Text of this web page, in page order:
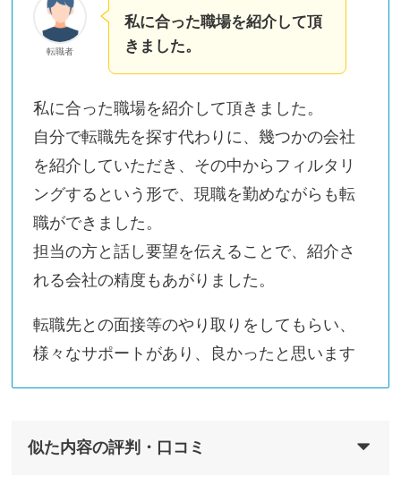
転職者
私に合った職場を紹介して頂
きました。
私に合った職場を紹介して頂きました。
自分で転職先を探す代わりに、幾つかの会社
を紹介していただき、その中からフィルタリ
ングするという形で、現職を勤めながらも転
職ができました。
担当の方と話し要望を伝えることで、紹介さ
れる会社の精度もあがりました。
転職先との面接等のやり取りをしてもらい、
様々なサポートがあり、良かったと思います
似た内容の評判・口コミ